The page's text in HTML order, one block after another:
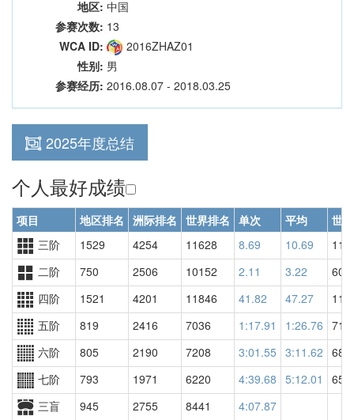
地区: 中国
参赛次数: 13
WCA ID:
2016ZHAZ01
性别: 男
参赛经历: 2016.08.07 - 2018.03.25
2025年度总结
个人最好成绩
项目 地区排名 洲际排名 世界排名 单次 平均
世
三阶
1529 4254 11628 8.69 10.69
二阶
750 2506 10152 2.11 3.22
四阶
1521 4201 11846 41.82 47.27
五阶
819 2416 7036 1:17.91 1:26.76
六阶
805 2190 7208 3:01.55 3:11.62
七阶
793 1971 6220 4:39.68 5:12.01
三盲
945 2755 8441
4:07.87